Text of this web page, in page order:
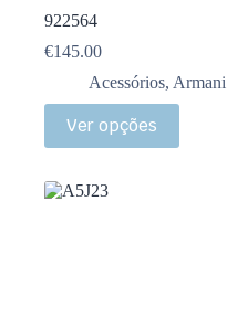
922564
€145.00
Acessórios, Armani
Ver opções